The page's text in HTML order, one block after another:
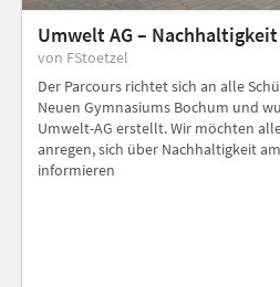
Umwelt AG – Nachhaltigkeit
von FStoetzel
Der Parcours richtet sich an alle
Neuen Gymnasiums Bochum und
Umwelt-AG erstellt. Wir möchten
anregen, sich über Nachhaltigkeit
informieren